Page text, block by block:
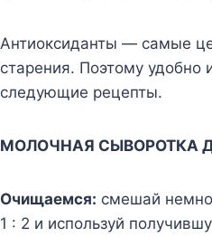
Антиоксиданты — самые
старения. Поэтому удобно
следующие рецепты.
МОЛОЧНАЯ СЫВОРОТКА
Очищаемся: смешай
1 : 2 и используй